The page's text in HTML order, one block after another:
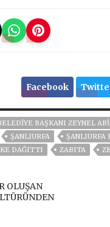
Facebook
BAŞKANI ZEYNEL
ŞANLIURFA ŞANLIURFA
DAĞITTI
ZABITA
OLUŞAN